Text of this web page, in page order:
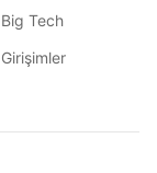
Big Tech
Girişimler